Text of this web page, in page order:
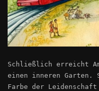
Schließlich erreicht
einen inneren
Farbe der